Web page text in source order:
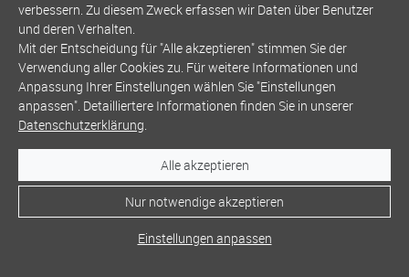
verbessern. Zu diesem Zweck erfassen wir Daten über Benutzer
und deren Verhalten.
Mit der Entscheidung für "Alle akzeptieren" stimmen Sie der
Verwendung aller Cookies zu. Für weitere Informationen und
Anpassung Ihrer Einstellungen wählen Sie "Einstellungen
anpassen". Detailliertere Informationen finden Sie in unserer
Datenschutzerklärung.
Alle akzeptieren
Nur notwendige akzeptieren
Einstellungen anpassen